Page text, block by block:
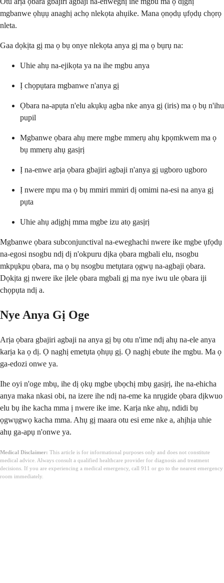
mgbanwe ọhụụ anaghị achọ nlekọta ahụike. Mana ọnọdụ ụfọdụ chọrọ
nleta.
Gaa dọkịta gị ma ọ bụ onye nlekọta anya gị ma ọ bụrụ na:
Uhie ahụ na-ejikọta ya na ihe mgbu anya
Ị chọpụtara mgbanwe n'anya gị
Ọbara na-apụta n'elu akụkụ agba nke anya gị (iris) ma ọ bụ n'ihu
pupil
Mgbanwe ọbara ahụ mere mgbe mmerụ ahụ kpọmkwem ma ọ
bụ mmerụ ahụ gasịrị
Ị na-enwe arịa ọbara gbajiri agbaji n'anya gị ugboro ugboro
Ị nwere mpu ma ọ bụ mmiri mmiri dị omimi na-esi na anya gị
pụta
Uhie ahụ adịghị mma mgbe izu atọ gasịrị
Mgbanwe ọbara subconjunctival na-eweghachi nwere ike mgbe ụfọdụ
na-egosi nsogbu ndị dị n'okpuru dịka ọbara mgbali elu, nsogbu
mkpụkpu ọbara, ma ọ bụ nsogbu metụtara ọgwụ na-agbaji ọbara.
Dọkịta gị nwere ike ịlele ọbara mgbali gị ma nye iwu ule ọbara iji
chọpụta ndị a.
Nye Anya Gị Oge
Arịa ọbara gbajiri agbaji na anya gị bụ otu n'ime ndị ahụ na-ele anya
karịa ka ọ dị. Ọ naghị emetụta ọhụụ gị. Ọ naghị ebute ihe mgbu. Ma ọ
ga-edozi onwe ya.
Ihe oyi n'oge mbụ, ihe dị ọkụ mgbe ụbọchị mbụ gasịrị, ihe na-ehicha
anya maka nkasi obi, na izere ihe ndị na-eme ka nrụgide ọbara dịkwuo
elu bụ ihe kacha mma ị nwere ike ime. Karịa nke ahụ, ndidi bụ
ọgwụgwọ kacha mma. Ahụ gị maara otu esi eme nke a, ahịhịa uhie
ahụ ga-apụ n'onwe ya.
Medical Disclaimer: This article is for informational purposes only and does not constitute
medical advice. Always consult a qualified healthcare provider for diagnosis and treatment
decisions. If you are experiencing a medical emergency, call 911 or go to the nearest emergency
room immediately.